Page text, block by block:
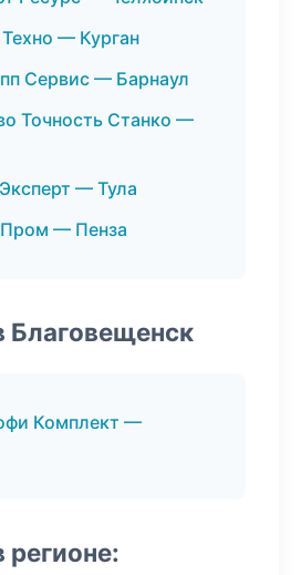
— Курган
Сервис — Барнаул
Точность Станко —
— Тула
— Пенза
Благовещенск
Комплект —
регионе: